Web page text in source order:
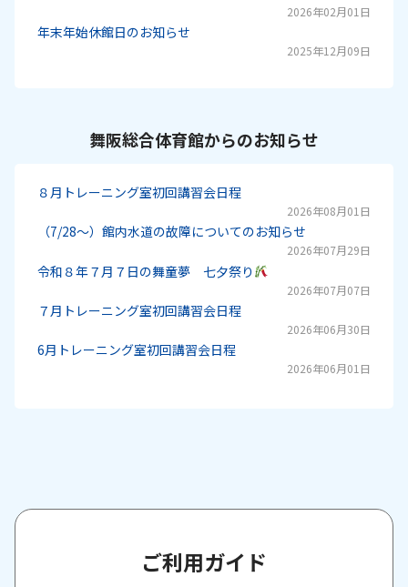
2026年02月01日
年末年始休館日のお知らせ
2025年12月09日
舞阪総合体育館からのお知らせ
８月トレーニング室初回講習会日程
2026年08月01日
（7/28～）館内水道の故障についてのお知らせ
2026年07月29日
令和８年７月７日の舞童夢 七夕祭り
2026年07月07日
７月トレーニング室初回講習会日程
2026年06月30日
6月トレーニング室初回講習会日程
2026年06月01日
ご利用ガイド